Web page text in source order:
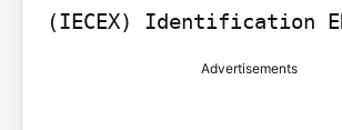
(IECEX) Identification
Advertisements